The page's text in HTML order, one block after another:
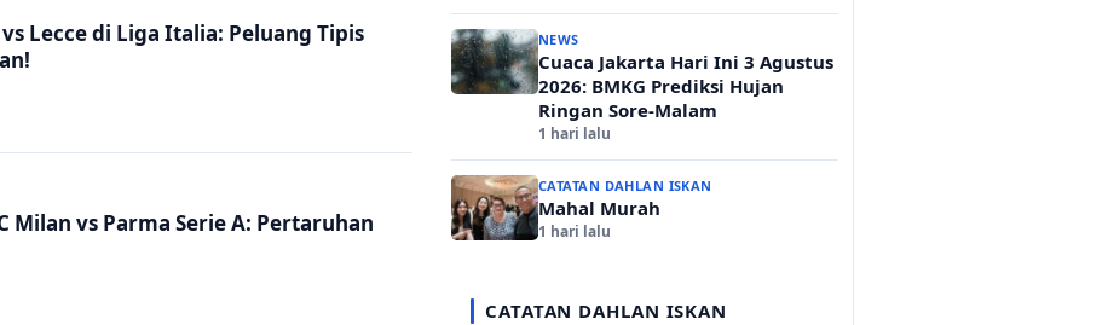
Lecce di Liga Italia: Peluang Tipis
Milan vs Parma Serie A: Pertaruhan
NEWS
Cuaca Jakarta Hari Ini 3 Agustus
2026: BMKG Prediksi Hujan
Ringan Sore-Malam
1 hari lalu
CATATAN DAHLAN ISKAN
Mahal Murah
1 hari lalu
CATATAN DAHLAN ISKAN